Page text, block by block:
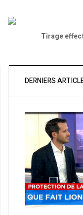
Tirage
DERNIERS